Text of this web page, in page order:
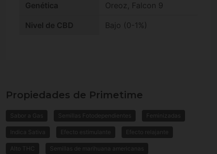
Genética Oreoz, Falcon 9
Nivel de CBD Bajo (0-1%)
Propiedades de Primetime
Sabor a Gas Semillas Fotodependientes Feminizadas
Indica Sativa Efecto estimulante Efecto relajante
Alto THC Semillas de marihuana americanas